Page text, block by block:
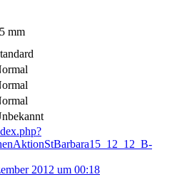
mm
2012 um 00:18